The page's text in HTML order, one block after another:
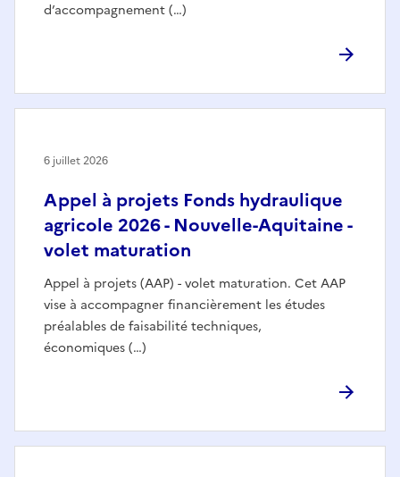
d’accompagnement (…)
Appel à projets Fonds hydraulique
agricole 2026 - Nouvelle-Aquitaine -
volet maturation
Appel à projets (AAP) - volet maturation. Cet AAP
vise à accompagner financièrement les études
préalables de faisabilité techniques,
économiques (…)
6 juillet 2026